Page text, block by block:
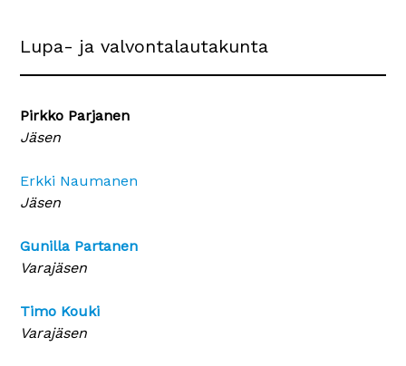
Lupa- ja valvontalautakunta
Pirkko Parjanen
Jäsen
Erkki Naumanen
Jäsen
Gunilla Partanen
Varajäsen
Timo Kouki
Varajäsen